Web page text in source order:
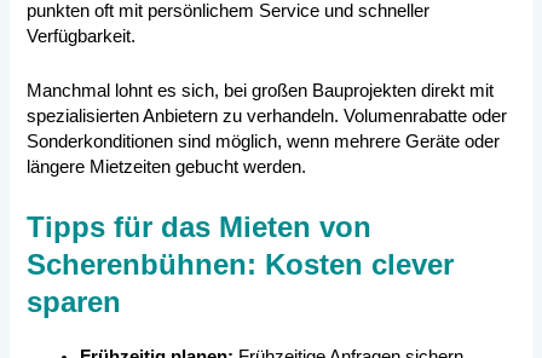
punkten oft mit persönlichem Service und schneller
Verfügbarkeit.
Manchmal lohnt es sich, bei großen Bauprojekten direkt mit
spezialisierten Anbietern zu verhandeln. Volumenrabatte oder
Sonderkonditionen sind möglich, wenn mehrere Geräte oder
längere Mietzeiten gebucht werden.
Tipps für das Mieten von
Scherenbühnen: Kosten clever
sparen